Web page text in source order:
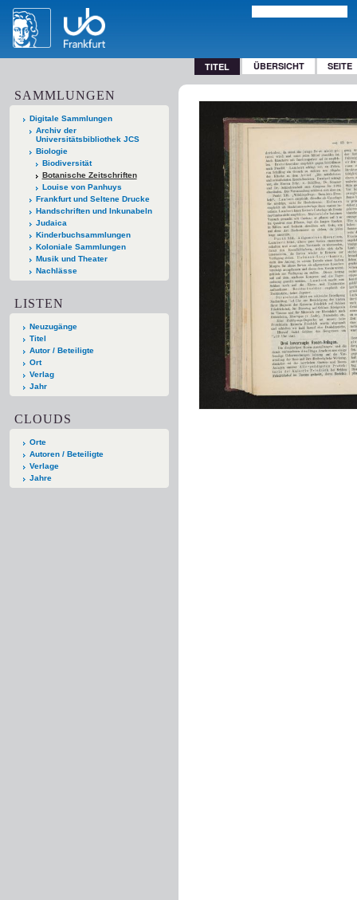
TITEL ÜBERSICHT SEITE
SAMMLUNGEN
Digitale Sammlungen
Archiv der
Universitätsbibliothek JCS
Biologie
Biodiversität
Botanische Zeitschriften
Louise von Panhuys
Frankfurt und Seltene Drucke
Handschriften und Inkunabeln
Judaica
Kinderbuchsammlungen
Koloniale Sammlungen
Musik und Theater
Nachlässe
LISTEN
Neuzugänge
Titel
Autor / Beteiligte
Ort
Verlag
Jahr
CLOUDS
Orte
Autoren / Beteiligte
Verlage
Jahre